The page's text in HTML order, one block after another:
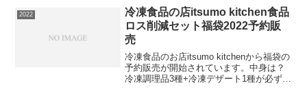
フトセット！２個ずつや４つ全て同じな
ど、ご自由にお選びく...
2022
冷凍食品の店itsumo kitchen食品
ロス削減セット福袋2022予約販
売
冷凍食品のお店itsumo kitchenから福袋の
予約販売が開始されています。中身は？
冷凍調理品3種+冷凍デザート1種が必ず入